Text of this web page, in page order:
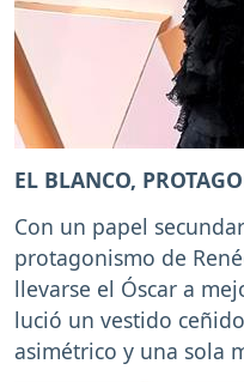
EL BLANCO,
Con un papel
protagonismo de
llevarse el Óscar a
lució un vestido
asimétrico y una sola